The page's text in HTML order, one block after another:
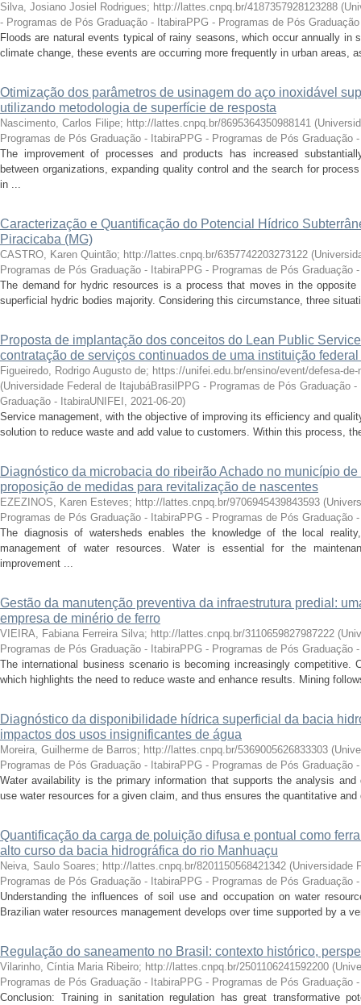
Silva, Josiano Josiel Rodrigues; http://lattes.cnpq.br/4187357928123288 (
- Programas de Pós Graduação - ItabiraPPG - Programas de Pós
Floods are natural events typical of rainy seasons, which occur annually in
climate change, these events are occurring more frequently in urban areas,
Otimização dos parâmetros de usinagem do aço inoxidável
utilizando metodologia de superfície de resposta
Nascimento, Carlos Filipe; http://lattes.cnpq.br/8695364350988141 (
Programas de Pós Graduação - ItabiraPPG - Programas de Pós Graduação
The improvement of processes and products has increased
between organizations, expanding quality control and the search for
in ...
Caracterização e Quantificação do Potencial Hídrico
Piracicaba (MG)
CASTRO, Karen Quintão; http://lattes.cnpq.br/6357742203273122 (
Programas de Pós Graduação - ItabiraPPG - Programas de Pós Graduação
The demand for hydric resources is a process that moves in the
superficial hydric bodies majority. Considering this circumstance, three
Proposta de implantação dos conceitos do Lean Public
contratação de serviços continuados de uma instituição
Figueiredo, Rodrigo Augusto de; https://unifei.edu.br/ensino/event/defesa-
(Universidade Federal de ItajubáBrasilPPG - Programas de Pós Graduação
Graduação - ItabiraUNIFEI , 2021-06-20)
Service management, with the objective of improving its efficiency and
solution to reduce waste and add value to customers. Within this process,
Diagnóstico da microbacia do ribeirão Achado no município
proposição de medidas para revitalização de nascentes
EZEZINOS, Karen Esteves; http://lattes.cnpq.br/9706945439843593 (
Programas de Pós Graduação - ItabiraPPG - Programas de Pós Graduação
The diagnosis of watersheds enables the knowledge of the local
management of water resources. Water is essential for the
improvement ...
Gestão da manutenção preventiva da infraestrutura predial:
empresa de minério de ferro
VIEIRA, Fabiana Ferreira Silva; http://lattes.cnpq.br/3110659827987222 (
Programas de Pós Graduação - ItabiraPPG - Programas de Pós Graduação
The international business scenario is becoming increasingly competitive.
which highlights the need to reduce waste and enhance results. Mining
Diagnóstico da disponibilidade hídrica superficial da bacia
impactos dos usos insignificantes de água
Moreira, Guilherme de Barros; http://lattes.cnpq.br/5369005626833303 (
Programas de Pós Graduação - ItabiraPPG - Programas de Pós Graduação
Water availability is the primary information that supports the analysis
use water resources for a given claim, and thus ensures the quantitative
Quantificação da carga de poluição difusa e pontual como
alto curso da bacia hidrográfica do rio Manhuaçu
Neiva, Saulo Soares; http://lattes.cnpq.br/8201150568421342 (Universidade
Programas de Pós Graduação - ItabiraPPG - Programas de Pós Graduação
Understanding the influences of soil use and occupation on water
Brazilian water resources management develops over time supported by a
Regulação do saneamento no Brasil: contexto histórico,
Vilarinho, Cíntia Maria Ribeiro; http://lattes.cnpq.br/2501106241592200 (
Programas de Pós Graduação - ItabiraPPG - Programas de Pós Graduação
Conclusion: Training in sanitation regulation has great transformative